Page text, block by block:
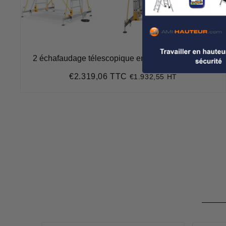
2 échafaudage télescopique en 1 - TO 5.6 / TO 2.3
Prix
€2.319,06 TTC €2.319,06
€1.932,55 HT